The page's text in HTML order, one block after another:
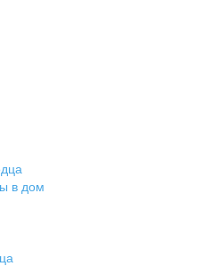
в дом